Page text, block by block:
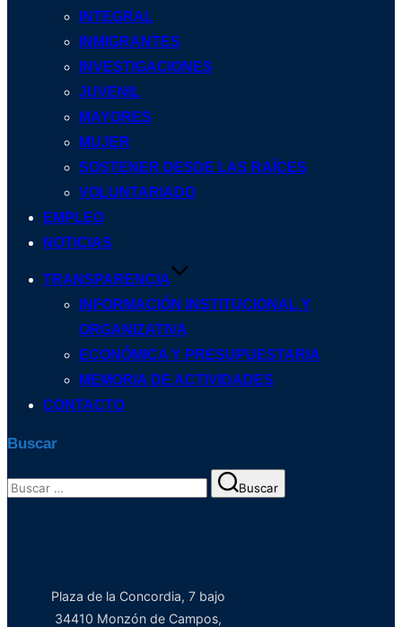
INTEGRAL
INMIGRANTES
INVESTIGACIONES
JUVENIL
MAYORES
MUJER
SOSTENER DESDE LAS RAÍCES
VOLUNTARIADO
EMPLEO
NOTICIAS
TRANSPARENCIA
INFORMACIÓN INSTITUCIONAL Y
ORGANIZATIVA
ECONÓMICA Y PRESUPUESTARIA
MEMORIA DE ACTIVIDADES
CONTACTO
Buscar
Buscar:
Buscar
Plaza de la Concordia, 7 bajo
34410 Monzón de Campos,